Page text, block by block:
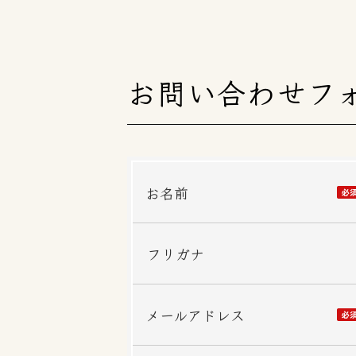
お問い合わせフ
お名前
フリガナ
メールアドレス